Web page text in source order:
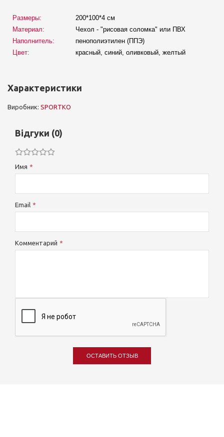
Размеры:
200*100*4 см
Материал:
Чехол - "рисовая соломка" или ПВХ
Наполнитель:
пенополиэтилен (ППЭ)
Цвет:
красный, синий, оливковый, желтый
Характеристики
Виробник: SPORTKO
Відгуки (0)
Имя
Email
Комментарий
ОСТАВИТЬ ОТЗЫВ